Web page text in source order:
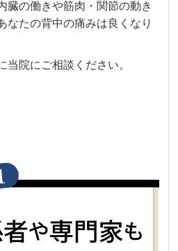
臓の働きや筋肉・関節の動き
なたの背中の痛みは良くなり
当院にご相談ください。